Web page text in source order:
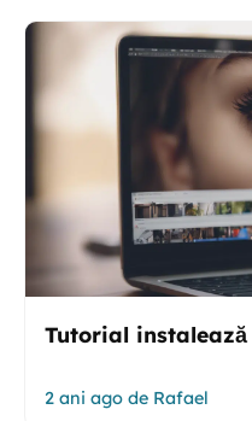
Tutorial
2 ani ago de Rafael